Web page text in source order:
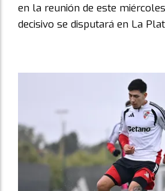
en la reunión de este
decisivo se disputará en La